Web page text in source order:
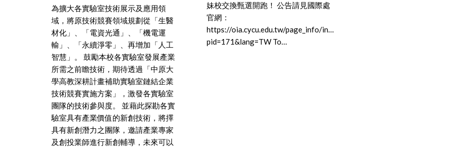
為擴大各實驗室技術展示及應用領
域，將原技術競賽領域規劃從「生醫
材化」、「電資光通」、「機電運
輸」、「永續淨零」、再增加「人工
智慧」。 鼓勵本校各實驗室發展產業
所需之前瞻技術，期待透過「中原大
學高教深耕計畫補助實驗室鏈結企業
技術競賽實施方案」，激發各實驗室
團隊的技術參與度。 並藉此探勘各實
驗室具有產業價值的新創技術，將擇
具有新創潛力之團隊，邀請產業專家
及創投業師進行新創輔導，未來可以
妹校交換甄選開跑！ 公告請見國際處
官網：
https://oia.cycu.edu.tw/page_info/index.php?
pid=171&lang=TW To…